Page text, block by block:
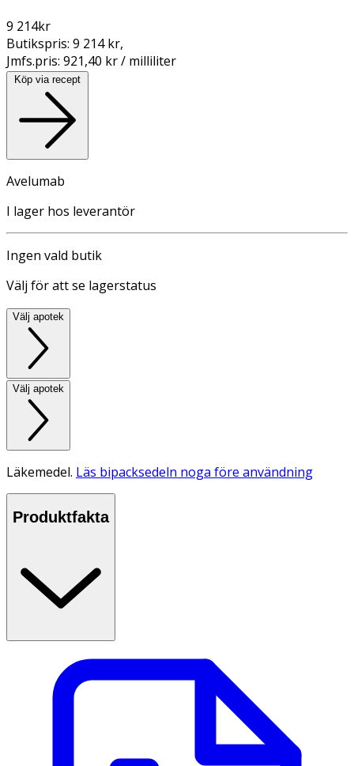
9 214kr
Butikspris: 9 214 kr,
Jmfs.pris: 921,40 kr / milliliter
Köp via recept
Avelumab
I lager hos leverantör
Ingen vald butik
Välj för att se lagerstatus
Välj apotek
Välj apotek
Läkemedel. Läs bipacksedeln noga före användning
Produktfakta